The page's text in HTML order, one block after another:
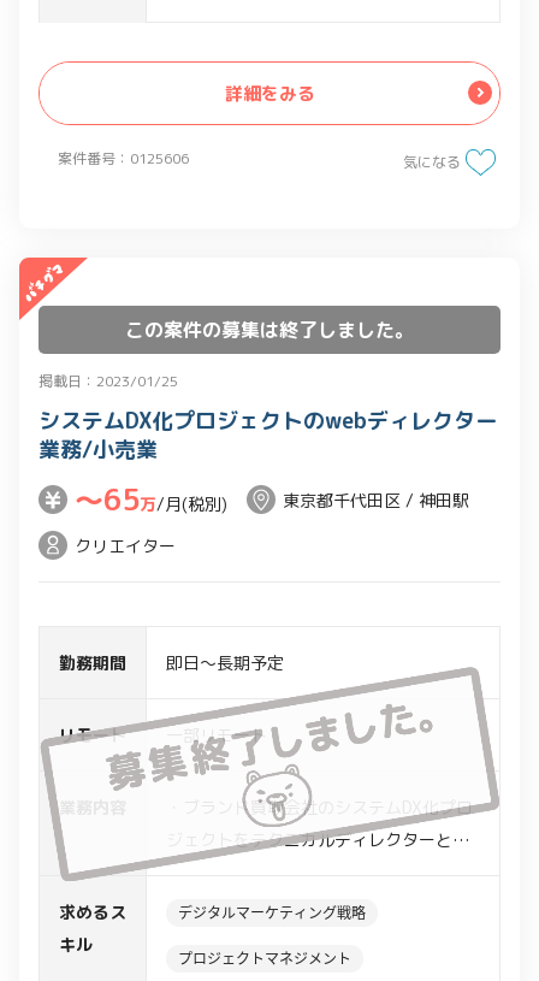
案件番号：0125606
ーザーフロー作成
作成、サイト内の基本ナビゲーション設
・想定ツール：Google スプレッドシー
ト、スライド、ドキュメント、Figma
詳細をみる
気になる
この案件の募集は終了しました。
掲載日：2023/01/25
システムDX化プロジェクトのwebディレクター
業務/小売業
〜65万/月(税別)
東京都千代田区 / 神田駅
クリエイター
勤務期間 即日～長期予定
リモート 一部リモート
・ブランド買取会社のシステムDX化プロ
ジェクトをテクニカルディレクターとし
て参画
・工程は分析・調査、要件定義、企画、
求めるス
キル
デジタルマーケティング戦略
プロジェクトマネジメント